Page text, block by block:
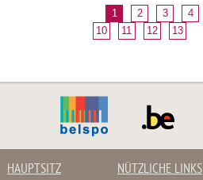
1 2 3 4
10
11 12 13
HAUPTSITZ NÜTZLICHE LINKS